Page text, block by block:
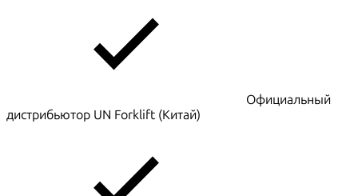
Официальный
дистрибьютор UN Forklift (Китай)